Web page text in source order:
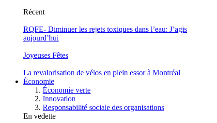
Récent
RQFE- Diminuer les rejets toxiques dans l’eau: J’agis
aujourd’hui
Joyeuses Fêtes
La revalorisation de vélos en plein essor à Montréal
Économie
Économie verte
Innovation
Responsabilité sociale des organisations
En vedette